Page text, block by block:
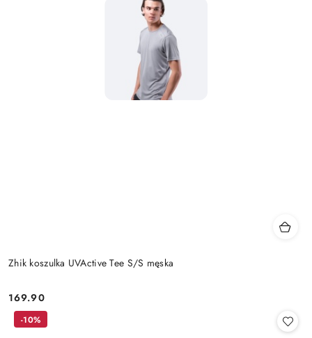
Zhik koszulka UVActive Tee S/S męska
Cena:
169.90
-10%